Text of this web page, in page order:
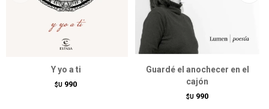
Y yo a ti
$U 990
Guardé el anochecer en el
cajón
$U 990